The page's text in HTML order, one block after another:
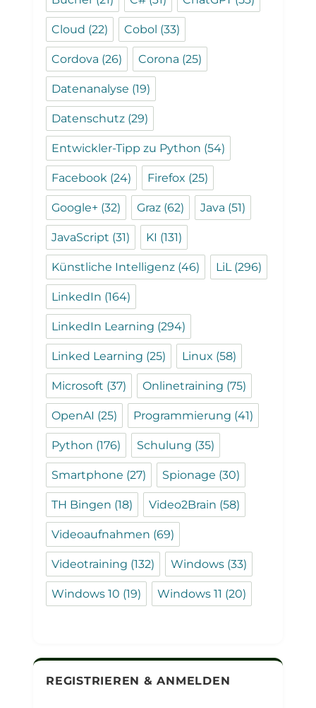
Cloud (22) Cobol (33)
Cordova (26) Corona (25)
Datenanalyse (19)
Datenschutz (29)
Entwickler-Tipp zu Python (54)
Facebook (24) Firefox (25)
Google+ (32) Graz (62) Java (51)
JavaScript (31) KI (131)
Künstliche Intelligenz (46) LiL(296)
LinkedIn (164)
LinkedIn Learning (294)
Linked Learning (25) Linux (58)
Microsoft (37) Onlinetraining (75)
OpenAI (25) Programmierung (41)
Python (176) Schulung (35)
Smartphone (27) Spionage (30)
TH Bingen (18) Video2Brain (58)
Videoaufnahmen (69)
Videotraining (132) Windows (33)
Windows 10 (19) Windows 11 (20)
REGISTRIEREN & ANMELDEN